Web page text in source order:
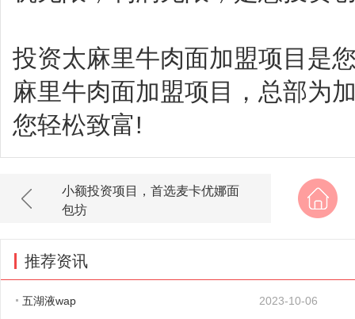
投资太麻里牛肉面加盟项目是
麻里牛肉面加盟项目，总部为
您轻松致富!
小额投资项目，首选麦卡优娜面
包坊
推荐资讯
五湖液wap
2023-10-06